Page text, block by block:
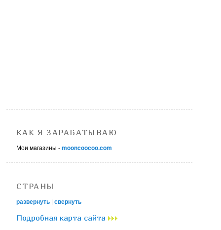
КАК Я ЗАРАБАТЫВАЮ
Мои магазины -mooncoocoo.com
СТРАНЫ
развернуть |свернуть
Подробная карта сайта